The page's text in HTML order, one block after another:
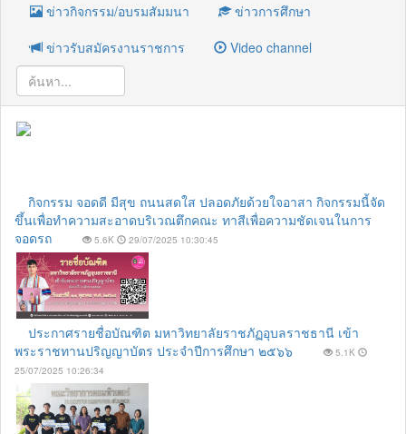
ข่าวกิจกรรม/อบรมสัมมนา
ข่าวการศึกษา
ข่าวรับสมัครงานราชการ
Video channel
กิจกรรม จอดดี มีสุข ถนนสดใส ปลอดภัยด้วยใจอาสา กิจกรรมนี้จัด
ขึ้นเพื่อทำความสะอาดบริเวณตึกคณะ ทาสีเพื่อความชัดเจนในการ
จอดรถ
5.6K 29/07/2025 10:30:45
ประกาศรายชื่อบัณฑิต มหาวิทยาลัยราชภัฏอุบลราชธานี เข้า
พระราชทานปริญญาบัตร ประจำปีการศึกษา ๒๕๖๖
5.1K
25/07/2025 10:26:34